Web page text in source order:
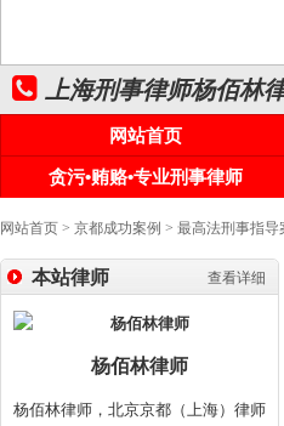
上海刑事律师杨佰林
网站首页
贪污•贿赂•专业刑事律师
网站首页 > 京都成功案例 > 最高法刑事指
查看详细
本站律师
杨佰林律师
杨佰林律师，北京京都（上海）律师